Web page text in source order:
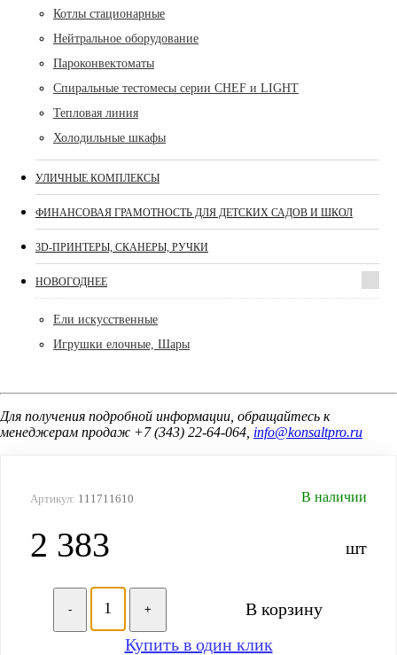
Котлы стационарные
Нейтральное оборудование
Пароконвектоматы
Спиральные тестомесы серии CHEF и LIGHT
Тепловая линия
Холодильные шкафы
УЛИЧНЫЕ КОМПЛЕКСЫ
ФИНАНСОВАЯ ГРАМОТНОСТЬ ДЛЯ ДЕТСКИХ САДОВ И ШКОЛ
3D-ПРИНТЕРЫ, СКАНЕРЫ, РУЧКИ
НОВОГОДНЕЕ
Ели искусственные
Игрушки елочные, Шары
Для получения подробной информации, обращайтесь к
менеджерам продаж +7 (343) 22-64-064, info@konsaltpro.ru
Артикул: 111711610 В наличии
2 383 шт
- +
В корзину
Купить в один клик